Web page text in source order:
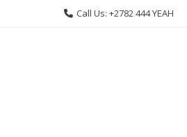
Call Us: +2782 444 YEAH